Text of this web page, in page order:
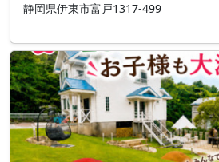
静岡県伊東市富戸1317-499